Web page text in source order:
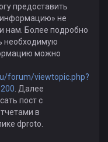
предоставить
не
нам. Более подробно
необходимую
можно
forum/viewtopic.php?
. Далее
пост с
в
dproto.